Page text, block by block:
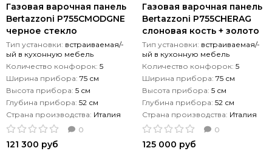
Газовая варочная панель
Bertazzoni P755СMODGNE
черное стекло
Тип установки: встраиваемая/-
ый в кухонную мебель
Количество конфорок: 5
Ширина прибора: 75 см
Высота прибора: 5 см
Глубина прибора: 52 см
Страна производства: Италия
0
121 300 руб
Газовая варочная панель
Bertazzoni P755CHERAG
слоновая кость + золото
Тип установки: встраиваемая/-
ый в кухонную мебель
Количество конфорок: 5
Ширина прибора: 75 см
Высота прибора: 5 см
Глубина прибора: 52 см
Страна производства: Италия
0
125 000 руб